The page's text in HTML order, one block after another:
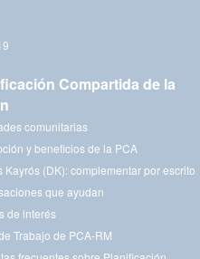
Compartida de la
comunitarias
y beneficios de la PCA
Kayrós (DK): complementar por escrito
que ayudan
de interés
Trabajo de PCA-RM